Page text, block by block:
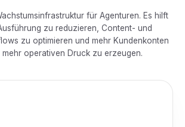
Jeder Kunde
Inhalte, Berichte, Berechtigungen,
an einem Ort.
Engine